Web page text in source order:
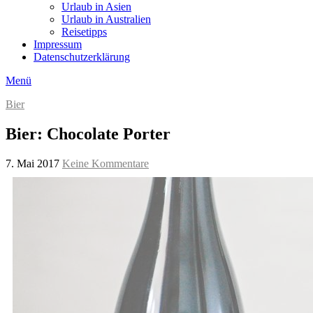
Urlaub in Asien
Urlaub in Australien
Reisetipps
Impressum
Datenschutzerklärung
Menü
Bier
Bier: Chocolate Porter
7. Mai 2017 Keine Kommentare